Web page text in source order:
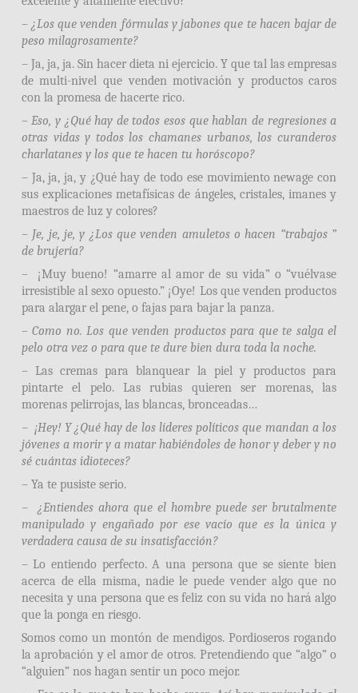
– ¿Los que venden fórmulas y jabones que te hacen bajar de
peso milagrosamente?
– Ja, ja, ja. Sin hacer dieta ni ejercicio. Y que tal las empresas
de multi-nivel que venden motivación y productos caros
con la promesa de hacerte rico.
– Eso, y ¿Qué hay de todos esos que hablan de regresiones a
otras vidas y todos los chamanes urbanos, los curanderos
charlatanes y los que te hacen tu horóscopo?
– Ja, ja, ja, y ¿Qué hay de todo ese movimiento newage con
sus explicaciones metafísicas de ángeles, cristales, imanes y
maestros de luz y colores?
– Je, je, je, y ¿Los que venden amuletos o hacen “trabajos ”
de brujería?
– ¡Muy bueno! “amarre al amor de su vida” o “vuélvase
irresistible al sexo opuesto.” ¡Oye! Los que venden productos
para alargar el pene, o fajas para bajar la panza.
– Como no. Los que venden productos para que te salga el
pelo otra vez o para que te dure bien dura toda la noche.
– Las cremas para blanquear la piel y productos para
pintarte el pelo. Las rubias quieren ser morenas, las
morenas pelirrojas, las blancas, bronceadas…
– ¡Hey! Y ¿Qué hay de los líderes políticos que mandan a los
jóvenes a morir y a matar habiéndoles de honor y deber y no
sé cuántas idioteces?
– Ya te pusiste serio.
– ¿Entiendes ahora que el hombre puede ser brutalmente
manipulado y engañado por ese vacío que es la única y
verdadera causa de su insatisfacción?
– Lo entiendo perfecto. A una persona que se siente bien
acerca de ella misma, nadie le puede vender algo que no
necesita y una persona que es feliz con su vida no hará algo
que la ponga en riesgo.
Somos como un montón de mendigos. Pordioseros rogando
la aprobación y el amor de otros. Pretendiendo que “algo” o
“alguien” nos hagan sentir un poco mejor.